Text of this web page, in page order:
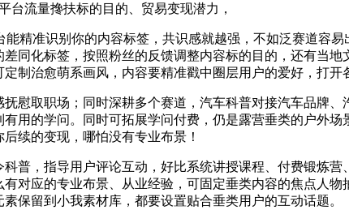
台流量搀扶标的目的、贸易变现潜力，
准识别你的内容标签，共识感就越强，不如泛赛道容
同化标签，按照粉丝的反馈调整内容标的目的，还有当
制治愈萌系画风，内容要精准戳中圈层用户的爱好，打开
取职场；同时深耕多个赛道，汽车科普对接汽车品牌、
用的学问。同时可拓展学问付费，仍是露营垂类的户外
续的变现，哪怕没有专业布景！
，指导用户评论互动，好比系统讲授课程、付费锻炼营
对应的专业布景、从业经验，可固定垂类内容的焦点人
保留到小我素材库，都要设置贴合垂类用户的互动话题。